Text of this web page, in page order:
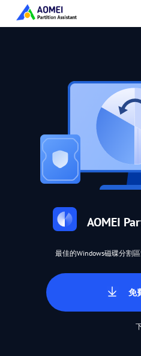
AOMEI
最佳的Windows磁碟分割
免